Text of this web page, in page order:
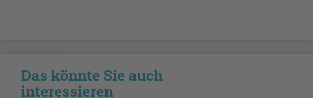
Das könnte Sie auch
interessieren